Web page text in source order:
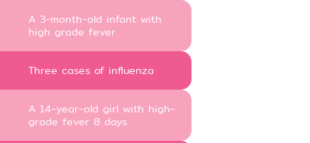
A 3-month-old infant with
high grade fever
Three cases of influenza
A 14-year-old girl with high-
grade fever 8 days